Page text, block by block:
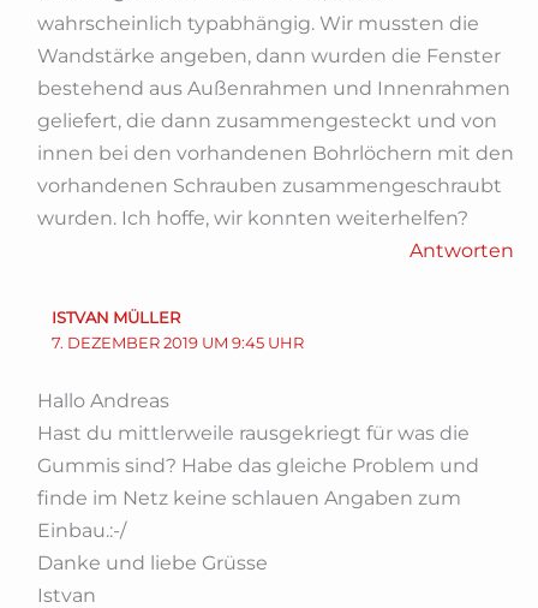
wahrscheinlich typabhängig. Wir mussten die
Wandstärke angeben, dann wurden die Fenster
bestehend aus Außenrahmen und Innenrahmen
geliefert, die dann zusammengesteckt und von
innen bei den vorhandenen Bohrlöchern mit den
vorhandenen Schrauben zusammengeschraubt
wurden. Ich hoffe, wir konnten weiterhelfen?
Antworten
ISTVAN MÜLLER
7. DEZEMBER 2019 UM 9:45 UHR
Hallo Andreas
Hast du mittlerweile rausgekriegt für was die
Gummis sind? Habe das gleiche Problem und
finde im Netz keine schlauen Angaben zum
Einbau.:-/
Danke und liebe Grüsse
Istvan